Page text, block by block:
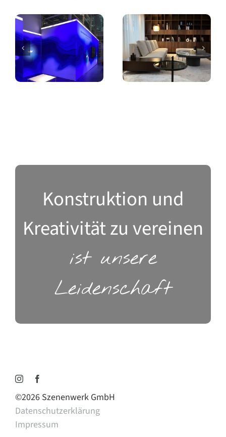
Messestand
Laufbahnberatung
Showroom
Konstruktion und
Kreativität zu vereinen
ist unsere
Leidenschaft
©2026 Szenenwerk GmbH
Datenschutzerklärung
Impressum